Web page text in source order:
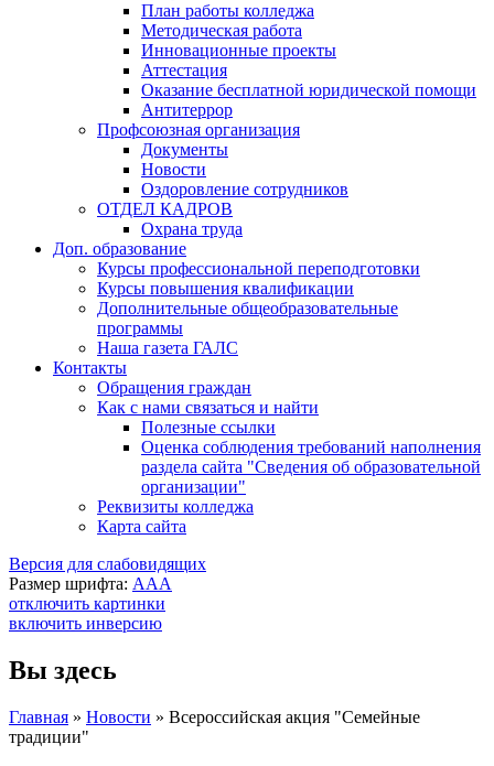
План работы колледжа
Методическая работа
Инновационные проекты
Аттестация
Оказание бесплатной юридической помощи
Антитеррор
Профсоюзная организация
Документы
Новости
Оздоровление сотрудников
ОТДЕЛ КАДРОВ
Охрана труда
Доп. образование
Курсы профессиональной переподготовки
Курсы повышения квалификации
Дополнительные общеобразовательные
программы
Наша газета ГАЛС
Контакты
Обращения граждан
Как с нами связаться и найти
Полезные ссылки
Оценка соблюдения требований наполнения
раздела сайта "Сведения об образовательной
организации"
Реквизиты колледжа
Карта сайта
Версия для слабовидящих
Размер шрифта: AAA
отключить картинки
включить инверсию
Вы здесь
Главная » Новости » Всероссийская акция "Семейные
традиции"